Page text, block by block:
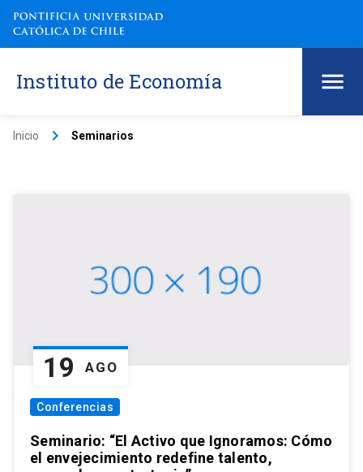
Instituto de Economía
Inicio keyboard_arrow_right Seminarios
19 AGO
Conferencias
Seminario: “El Activo que Ignoramos: Cómo
el envejecimiento redefine talento,